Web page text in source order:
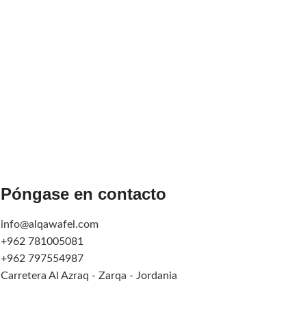
Póngase en contacto
info@alqawafel.com
+962 781005081
+962 797554987
Carretera Al Azraq - Zarqa - Jordania